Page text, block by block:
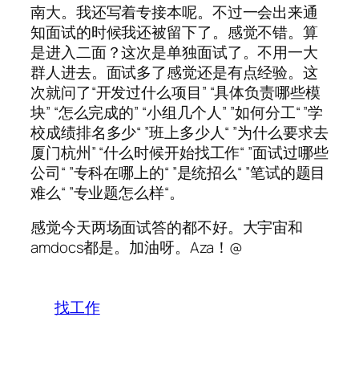
南大。我还写着专接本呢。不过一会出来通
知面试的时候我还被留下了。感觉不错。算
是进入二面？这次是单独面试了。不用一大
群人进去。面试多了感觉还是有点经验。这
次就问了“开发过什么项目” “具体负责哪些模
块” “怎么完成的” “小组几个人” ”如何分工“ ”学
校成绩排名多少“ ”班上多少人“ ”为什么要求去
厦门杭州” “什么时候开始找工作“ ”面试过哪些
公司“ ”专科在哪上的“ ”是统招么“ ”笔试的题目
难么“ ”专业题怎么样“。
感觉今天两场面试答的都不好。大宇宙和
amdocs都是。加油呀。Aza！@
找工作